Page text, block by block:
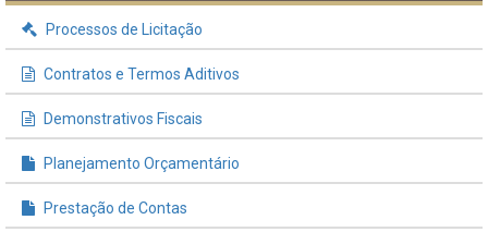
Processos de Licitação
Contratos e Termos Aditivos
Demonstrativos Fiscais
Planejamento Orçamentário
Prestação de Contas